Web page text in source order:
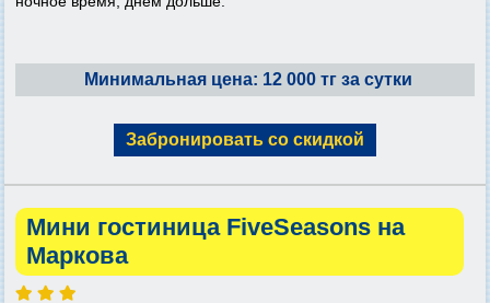
Минимальная цена: 12 000 тг за сутки
Забронировать со скидкой
Мини гостиница FiveSeasons на
Маркова